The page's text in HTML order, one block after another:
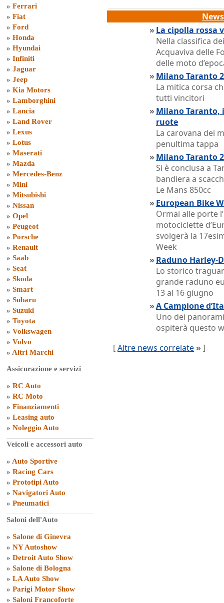
» Ferrari
» Fiat
» Ford
» Honda
» Hyundai
» Infiniti
» Jaguar
» Jeep
» Kia Motors
» Lamborghini
» Lancia
» Land Rover
» Lexus
» Lotus
» Maserati
» Mazda
» Mercedes-Benz
» Mini
» Mitsubishi
» Nissan
» Opel
» Peugeot
» Porsche
» Renault
» Saab
» Seat
» Skoda
» Smart
» Subaru
» Suzuki
» Toyota
» Volkswagen
» Volvo
» Altri Marchi
Assicurazione e servizi
» RC Auto
» RC Moto
» Finanziamenti
» Leasing auto
» Noleggio Auto
Veicoli e accessori auto
» Auto Sportive
» Racing Cars
» Prototipi Auto
» Navigatori Auto
» Pneumatici
Saloni dell'Auto
» Salone di Ginevra
» NY Autoshow
» Detroit Auto Show
» Salone di Bologna
» LA Auto Show
» Parigi Motor Show
» Saloni Francoforte
» La cipolla rossa
Nella classifica
Acquaviva delle
delle moto
» Milano Taranto
La mitica corsa
tutti vincitori
» Milano Taranto,
ruote
La carovana dei
penultima tappa
» Milano Taranto
Si è conclusa a
bandiera a
Le Mans 850cc
» European Bike
Ormai alle porte
motociclette
svolgerà la
Week
» Raduno Harley-
Lo storico
grande raduno
13 al 16 giugno
»A Campione
Uno dei
ospiterà questo
[Altre news correlate » ]